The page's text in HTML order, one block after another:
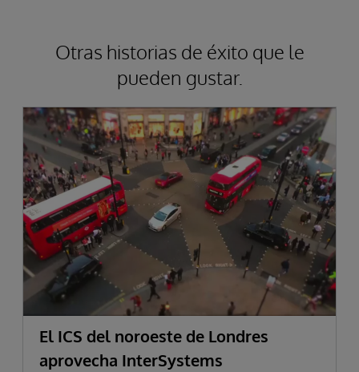
Otras historias de éxito que le
pueden gustar.
El ICS del noroeste de Londres
aprovecha InterSystems